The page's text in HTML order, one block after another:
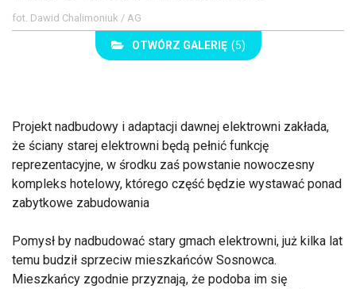
fot. Dawid Chalimoniuk / AG
OTWÓRZ GALERIĘ (5)
Projekt nadbudowy i adaptacji dawnej elektrowni zakłada,
że ściany starej elektrowni będą pełnić funkcję
reprezentacyjne, w środku zaś powstanie nowoczesny
kompleks hotelowy, którego część będzie wystawać ponad
zabytkowe zabudowania
Pomysł by nadbudować stary gmach elektrowni, już kilka lat
temu budził sprzeciw mieszkańców Sosnowca.
Mieszkańcy zgodnie przyznają, że podoba im się